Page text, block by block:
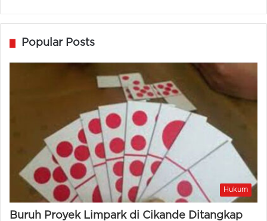
Popular Posts
Hukum
Buruh Proyek Limpark di Cikande Ditangkap